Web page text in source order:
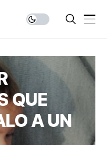
QUE
A UN